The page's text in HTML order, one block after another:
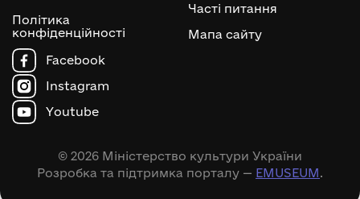
Політика
конфіденційності
Часті питання
Мапа сайту
Facebook
Instagram
Youtube
© 2026 Міністерство культури України
Розробка та підтримка порталу — EMUSEUM.